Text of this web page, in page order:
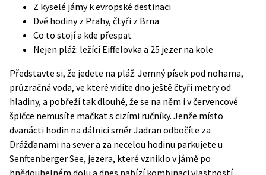
Z kyselé jámy k evropské destinaci
Dvě hodiny z Prahy, čtyři z Brna
Co to stojí a kde přespat
Nejen pláž: ležící Eiffelovka a 25 jezer na kole
Představte si, že jedete na pláž. Jemný písek pod nohama,
průzračná voda, ve které vidíte dno ještě čtyři metry od
hladiny, a pobřeží tak dlouhé, že se na něm i v červencové
špičce nemusíte mačkat s cizími ručníky. Jenže místo
dvanácti hodin na dálnici směr Jadran odbočíte za
Drážďanami na sever a za necelou hodinu parkujete u
Senftenberger See, jezera, které vzniklo v jámě po
hnědouhelném dolu a dnes nabízí kombinaci vlastností,